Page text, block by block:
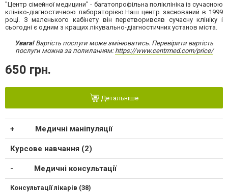
"Центр сімейної медицини" - багатопрофільна поліклініка із сучасною
клініко-діагностичною лабораторією.Наш центр заснований в 1999
році. З маленького кабінету він перетворивсяв сучасну клініку і
сьогодні є одним з кращих лікувально-діагностичних установ міста.
Увага! Вартість послуги може змінюватись. Перевірити вартість
послуги можна за полиланням: https://www.centrmed.com/price/
650 грн.
Детальніше
Медичні маніпуляції
Курсове навчання (2)
Медичні консультації
Консультації лікарів (38)